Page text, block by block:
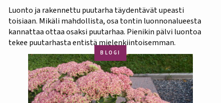
Luonto ja rakennettu puutarha täydentävät upeasti
toisiaan. Mikäli mahdollista, osa tontin luonnonalueesta
kannattaa ottaa osaksi puutarhaa. Pienikin pälvi luontoa
tekee puutarhasta entistä mielenkiintoisemman.
BLOGI